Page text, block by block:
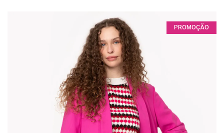
PROMOÇÃO